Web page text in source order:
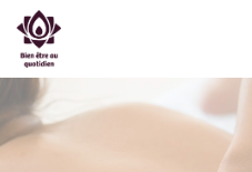
Panneau de gestion des cookies